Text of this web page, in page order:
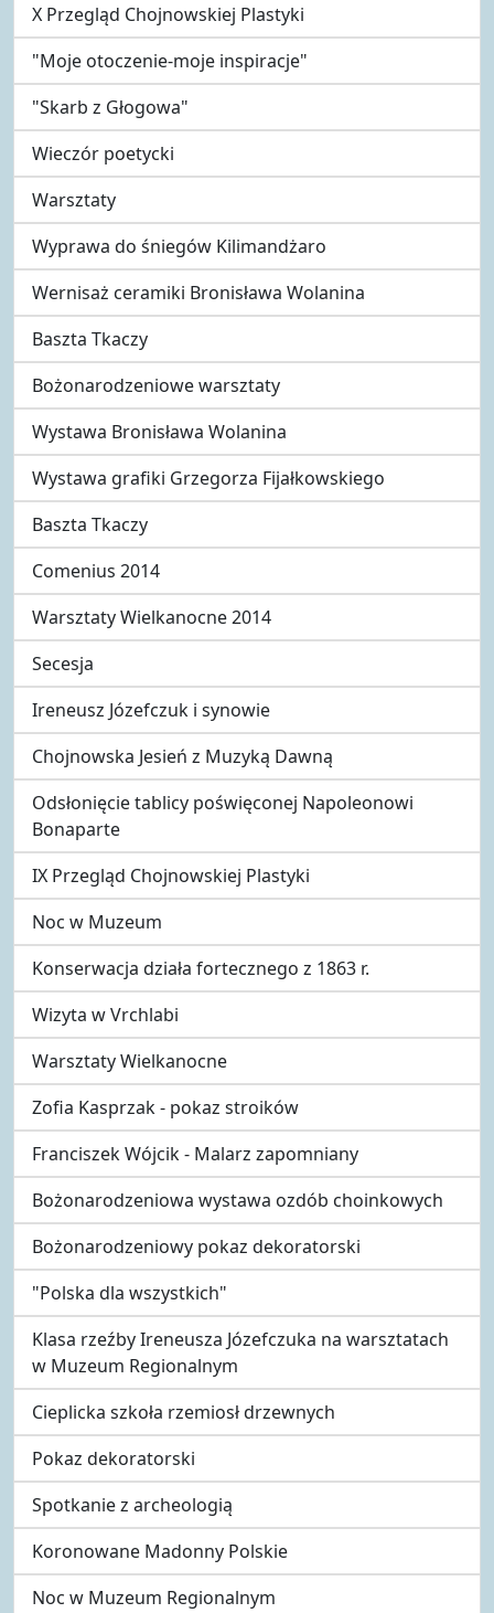
X Przegląd Chojnowskiej Plastyki
"Moje otoczenie-moje inspiracje"
"Skarb z Głogowa"
Wieczór poetycki
Warsztaty
Wyprawa do śniegów Kilimandżaro
Wernisaż ceramiki Bronisława Wolanina
Baszta Tkaczy
Bożonarodzeniowe warsztaty
Wystawa Bronisława Wolanina
Wystawa grafiki Grzegorza Fijałkowskiego
Baszta Tkaczy
Comenius 2014
Warsztaty Wielkanocne 2014
Secesja
Ireneusz Józefczuk i synowie
Chojnowska Jesień z Muzyką Dawną
Odsłonięcie tablicy poświęconej Napoleonowi
Bonaparte
IX Przegląd Chojnowskiej Plastyki
Noc w Muzeum
Konserwacja działa fortecznego z 1863 r.
Wizyta w Vrchlabi
Warsztaty Wielkanocne
Zofia Kasprzak - pokaz stroików
Franciszek Wójcik - Malarz zapomniany
Bożonarodzeniowa wystawa ozdób choinkowych
Bożonarodzeniowy pokaz dekoratorski
"Polska dla wszystkich"
Klasa rzeźby Ireneusza Józefczuka na warsztatach
w Muzeum Regionalnym
Cieplicka szkoła rzemiosł drzewnych
Pokaz dekoratorski
Spotkanie z archeologią
Koronowane Madonny Polskie
Noc w Muzeum Regionalnym